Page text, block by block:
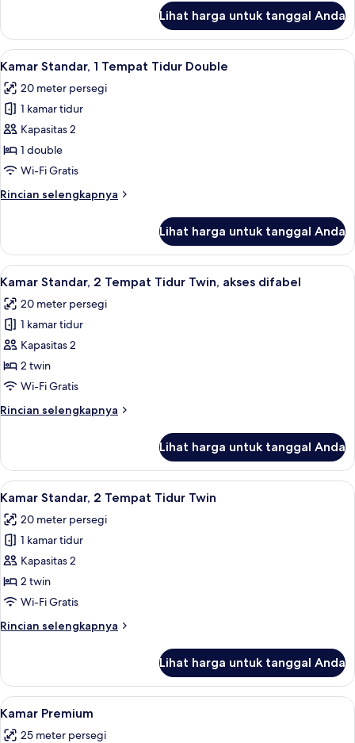
tempat
tidur
Sofa
Kamar
Standar,
1
Tidur
Double
dengan
tempat
tidur
Sofa
Lihat harga untuk tanggal Anda
Lihat
semua
foto
untuk
Kamar
Standar,
1
Tidur
Kamar Standar, 1 Tempat Tidur
11
Kamar Standar, 1 Tempat Tidur Double
20 meter persegi
1 kamar tidur
Kapasitas 2
1 double
Wi-Fi Gratis
Rincian selengkapnya
Rincian
Kamar
Standar,
1
Tidur
Double
Lihat harga untuk tanggal Anda
Lihat
semua
foto
untuk
Kamar
Standar,
2
Tidur
difabel
Brankas, meja kerja, ruang kerja
5
Kamar Standar, 2 Tempat Tidur Twin, akses difabel
20 meter persegi
1 kamar tidur
Kapasitas 2
2 twin
Wi-Fi Gratis
Rincian selengkapnya
Rincian
Kamar
Standar,
2
Tidur
Twin,
akses
difabel
Lihat harga untuk tanggal Anda
Lihat
semua
foto
untuk
Kamar
Standar,
2
Tidur
Kamar Standar, 2 Tempat Tidur
9
Kamar Standar, 2 Tempat Tidur Twin
20 meter persegi
1 kamar tidur
Kapasitas 2
2 twin
Wi-Fi Gratis
Rincian selengkapnya
Rincian
Kamar
Standar,
2
Tidur
Lihat harga untuk tanggal Anda
Lihat
semua
Brankas, meja kerja, ruang kerja
6
Kamar Premium
25 meter persegi